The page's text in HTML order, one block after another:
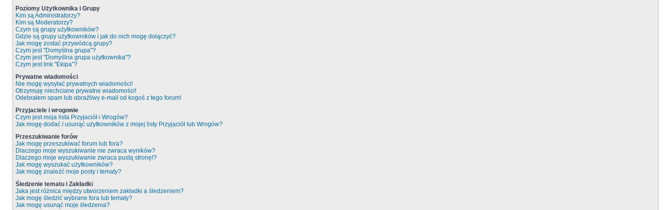
Poziomy Użytkownika i Grupy
Kim są Administratorzy?
Kim są Moderatorzy?
Czym są grupy użytkowników?
Gdzie są grupy użytkowników i jak do nich mogę dołączyć?
Jak mogę zostać przywódcą grupy?
Czym jest "Domyślna grupa"?
Czym jest "Domyślna grupa użytkownika"?
Czym jest link "Ekipa"?
Prywatne wiadomości
Nie mogę wysyłać prywatnych wiadomości!
Otrzymuję niechciane prywatne wiadomości!
Odebrałem spam lub obraźliwy e-mail od kogoś z tego forum!
Przyjaciele i wrogowie
Czym jest moja lista Przyjaciół i Wrogów?
Jak mogę dodać / usunąć użytkowników z mojej listy Przyjaciół lub Wrogów?
Przeszukiwanie forów
Jak mogę przeszukiwać forum lub fora?
Dlaczego moje wyszukiwanie nie zwraca wyników?
Dlaczego moje wyszukiwanie zwraca pustą stronę!?
Jak mogę wyszukać użytkowników?
Jak mogę znaleźć moje posty i tematy?
Śledzenie tematu i Zakładki
Jaka jest różnica między utworzeniem zakładki a śledzeniem?
Jak mogę śledzić wybrane fora lub tematy?
Jak mogę usunąć moje śledzenia?